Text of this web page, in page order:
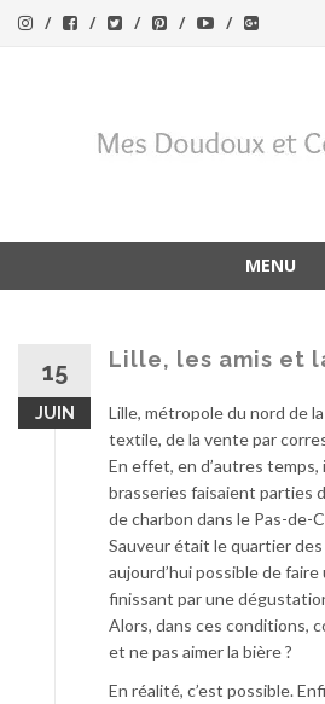
MENU
15
JUIN
Lille, les amis et
Lille, métropole du nord de
textile, de la vente par
En effet, en d’autres
brasseries faisaient parties
de charbon dans le Pas-de-
Sauveur était le quartier
aujourd’hui possible de
finissant par une
Alors, dans ces conditions,
et ne pas aimer la bière ?
En réalité, c’est possible.